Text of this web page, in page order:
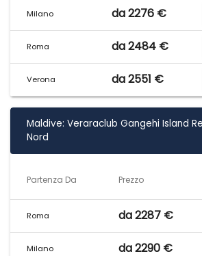
Milano da 2276 €
Roma da 2484 €
Verona da 2551 €
Maldive: Veraraclub Gangehi Island
Nord
Partenza Da Prezzo
Roma da 2287 €
Milano da 2290 €